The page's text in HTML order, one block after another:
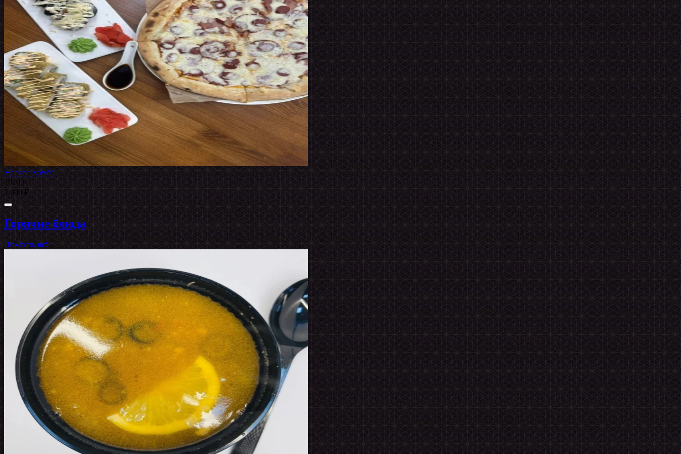
Жаркое Комбо
1020 г
1 090 ₽
Горячие блюда
Показать всё